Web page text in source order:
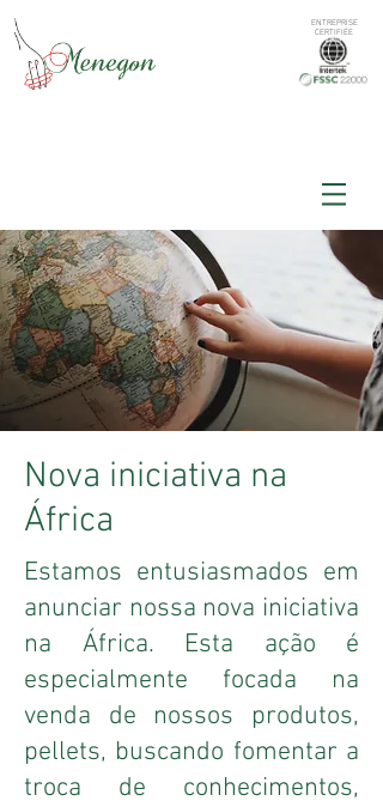
ENTREPRISE
CERTIFIÉE
Nova iniciativa na
África
Estamos entusiasmados em
anunciar nossa nova iniciativa
na África. Esta ação é
especialmente focada na
venda de nossos produtos,
pellets, buscando fomentar a
troca de conhecimentos,